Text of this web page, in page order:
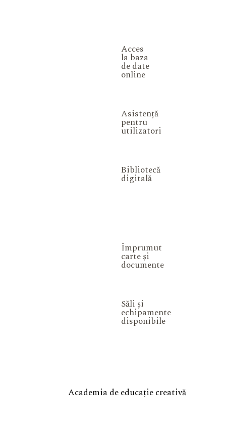
Acces
la baza
de date
online
Asistență
pentru
utilizatori
Bibliotecă
digitală
Împrumut
carte și
documente
Săli și
echipamente
disponibile
Academia de educație creativă